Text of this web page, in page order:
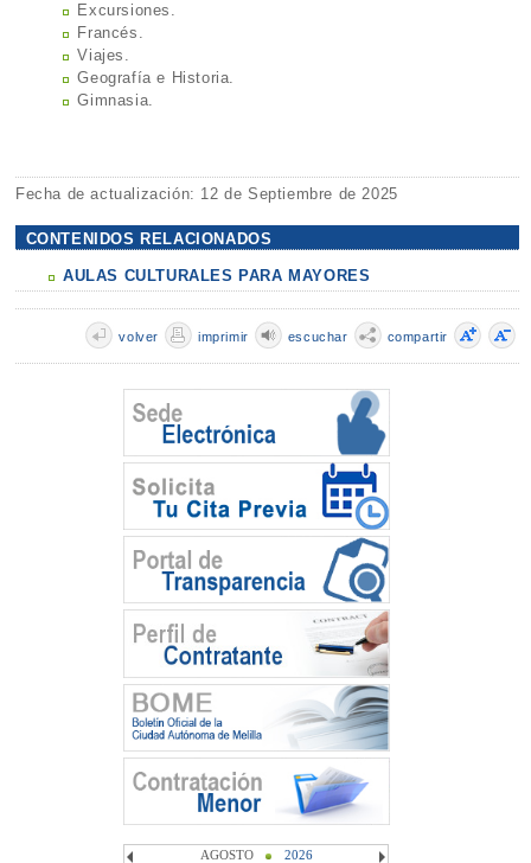
Excursiones.
Francés.
Viajes.
Geografía e Historia.
Gimnasia.
Fecha de actualización: 12 de Septiembre de 2025
CONTENIDOS RELACIONADOS
AULAS CULTURALES PARA MAYORES
compartir
escuchar
imprimir
volver
AGOSTO 2026